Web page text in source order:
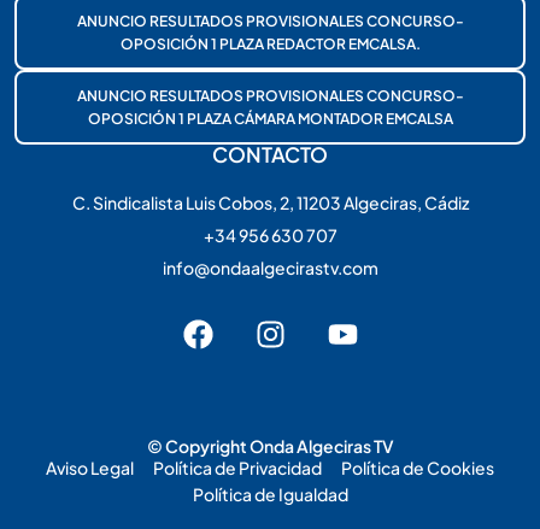
ANUNCIO RESULTADOS PROVISIONALES CONCURSO-
OPOSICIÓN 1 PLAZA REDACTOR EMCALSA.
ANUNCIO RESULTADOS PROVISIONALES CONCURSO-
OPOSICIÓN 1 PLAZA CÁMARA MONTADOR EMCALSA
CONTACTO
C. Sindicalista Luis Cobos, 2, 11203 Algeciras, Cádiz
+34 956 630 707
info@ondaalgecirastv.com
© Copyright Onda Algeciras TV
Aviso Legal
Política de Privacidad
Política de Cookies
Política de Igualdad